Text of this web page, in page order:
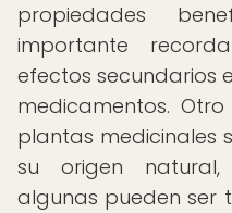
propiedades
importante
efectos secundarios
medicamentos.
plantas medicinales
su origen
algunas pueden ser